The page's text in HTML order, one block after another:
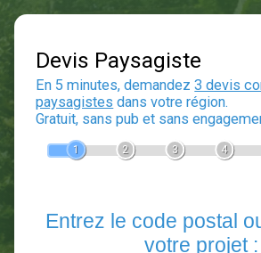
Devis Paysagiste
En 5 minutes, demandez3
2 3